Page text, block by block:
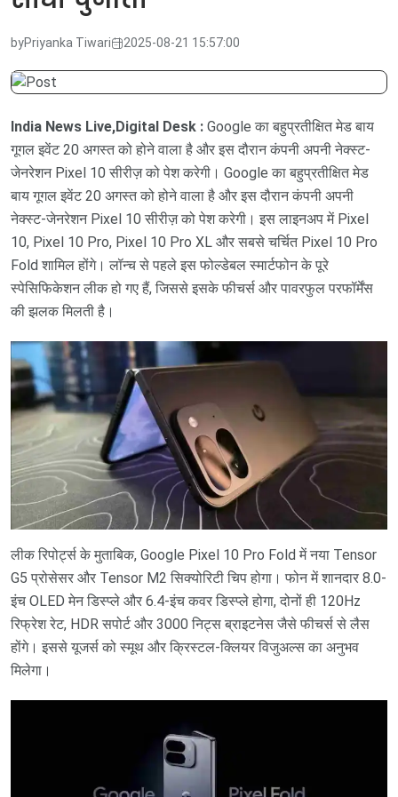
byPriyanka Tiwari 2025-08-21 15:57:00
India News Live,Digital Desk : Google का बहुप्रतीक्षित मेड बाय
गूगल इवेंट 20 अगस्त को होने वाला है और इस दौरान कंपनी अपनी नेक्स्ट-
जेनरेशन Pixel 10 सीरीज़ को पेश करेगी। Google का बहुप्रतीक्षित मेड
बाय गूगल इवेंट 20 अगस्त को होने वाला है और इस दौरान कंपनी अपनी
नेक्स्ट-जेनरेशन Pixel 10 सीरीज़ को पेश करेगी। इस लाइनअप में Pixel
10, Pixel 10 Pro, Pixel 10 Pro XL और सबसे चर्चित Pixel 10 Pro
Fold शामिल होंगे। लॉन्च से पहले इस फोल्डेबल स्मार्टफोन के पूरे
स्पेसिफिकेशन लीक हो गए हैं, जिससे इसके फीचर्स और पावरफुल परफॉर्मेंस
की झलक मिलती है।
लीक रिपोर्ट्स के मुताबिक, Google Pixel 10 Pro Fold में नया Tensor
G5 प्रोसेसर और Tensor M2 सिक्योरिटी चिप होगा। फोन में शानदार 8.0-
इंच OLED मेन डिस्प्ले और 6.4-इंच कवर डिस्प्ले होगा, दोनों ही 120Hz
रिफ्रेश रेट, HDR सपोर्ट और 3000 निट्स ब्राइटनेस जैसे फीचर्स से लैस
होंगे। इससे यूजर्स को स्मूथ और क्रिस्टल-क्लियर विजुअल्स का अनुभव
मिलेगा।